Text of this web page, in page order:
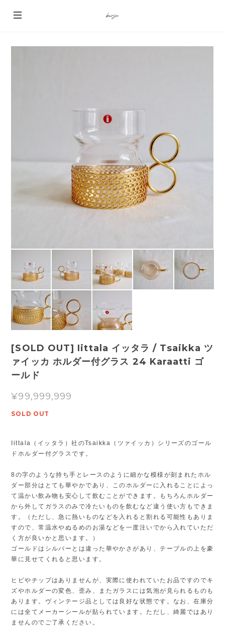
[SOLD OUT] Iittala イッタラ / Tsaikka ツ
ァイッカ ホルダー付グラス 24 Karaatti ゴ
ールド
¥99,999,999
SOLD OUT
Iittala（イッタラ）社のTsaikka（ツァイッカ）シリーズのゴール
ドホルダー付グラスです。
8の字のような持ち手とレースのように細かな模様が刻まれたホル
ダー部分はとても華やかであり、このホルダーに入れることによっ
て温かい飲み物も安心して飲むことができます。もちろんホルダー
から外してガラスのみで冷たいものを飲むなど違う使い方もできま
す。（ただし、急に熱いものなどを入れると割れる可能性もありま
すので、常温水やぬるめのお湯などを一度注いでから入れていただ
く方が良いかと思います。）
ゴールドはシルバーとは違った華やかさがあり、テーブルの上を豪
華に見せてくれると思います。
ヒビやチップはありませんが、実際に使われていたお品ですのでキ
ズやホルダーの変色、歪み、またガラスには気泡が見られるものも
あります。ヴィンテージ品としては良好な状態です。なお、在庫分
には全てメーカーシールが貼られています。ただし、綺麗ではあり
ませんのでご了承ください。